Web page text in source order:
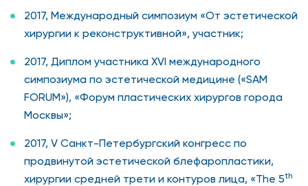
2017, Международный симпозиум «От эстетической
хирургии к реконструктивной», участник;
2017, Диплом участника XVI международного
симпозиума по эстетической медицине («SAM
FORUM»), «Форум пластических хирургов города
Москвы»;
2017, V Санкт-Петербургский конгресс по
продвинутой эстетической блефаропластики,
хирургии средней трети и контуров лица, «The 5th